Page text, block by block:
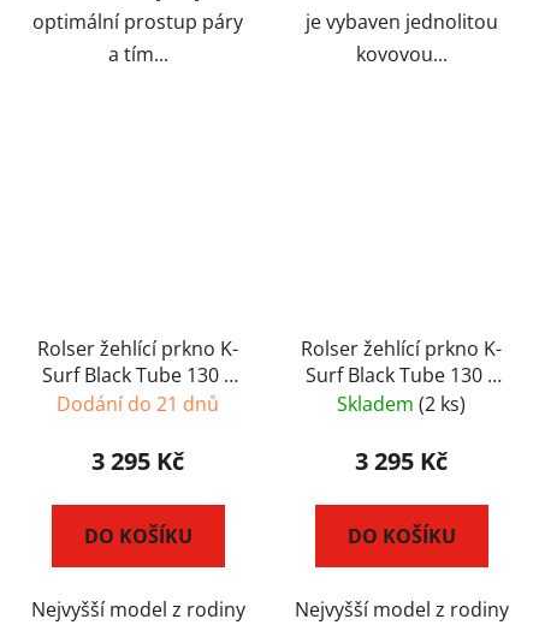
optimální prostup páry
a tím...
je vybaven jednolitou
kovovou...
Rolser žehlící prkno K-
Surf Black Tube 130 x
37 cm- černé
Dodání do 21 dnů
3 295 Kč
DO KOŠÍKU
Nejvyšší model z rodiny
Rolser žehlící prkno K-
Surf Black Tube 130 x
37 cm - stříbrné
Skladem (2 ks)
3 295 Kč
DO KOŠÍKU
Nejvyšší model z rodiny